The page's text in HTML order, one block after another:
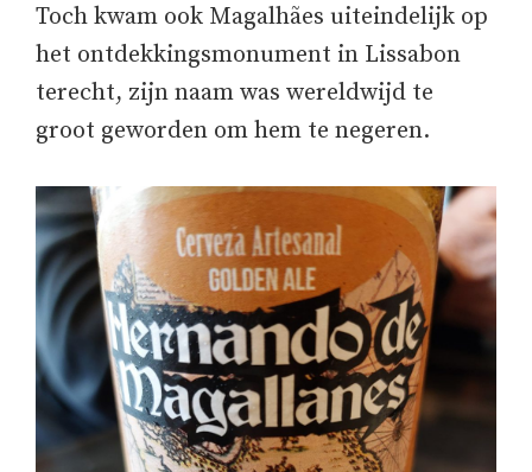
Toch kwam ook Magalhães uiteindelijk op
het ontdekkingsmonument in Lissabon
terecht, zijn naam was wereldwijd te
groot geworden om hem te negeren.